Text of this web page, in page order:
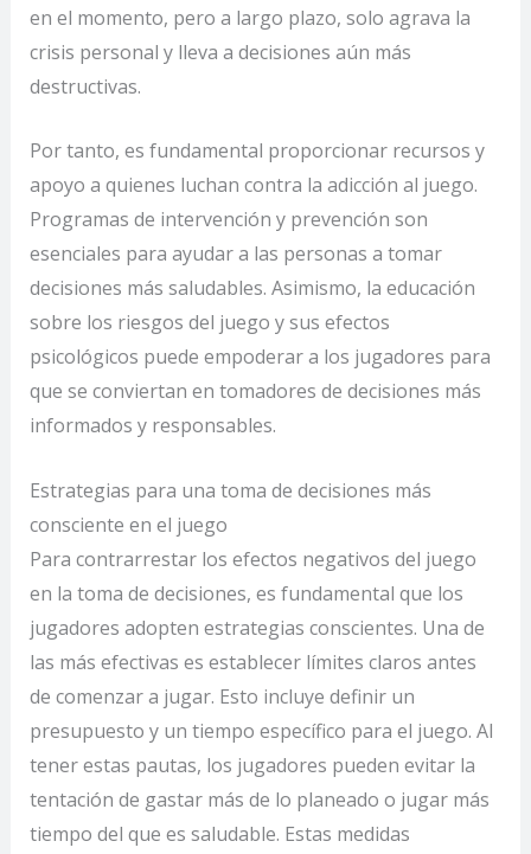
en el momento, pero a largo plazo, solo agrava la
crisis personal y lleva a decisiones aún más
destructivas.
Por tanto, es fundamental proporcionar recursos y
apoyo a quienes luchan contra la adicción al juego.
Programas de intervención y prevención son
esenciales para ayudar a las personas a tomar
decisiones más saludables. Asimismo, la educación
sobre los riesgos del juego y sus efectos
psicológicos puede empoderar a los jugadores para
que se conviertan en tomadores de decisiones más
informados y responsables.
Estrategias para una toma de decisiones más
consciente en el juego
Para contrarrestar los efectos negativos del juego
en la toma de decisiones, es fundamental que los
jugadores adopten estrategias conscientes. Una de
las más efectivas es establecer límites claros antes
de comenzar a jugar. Esto incluye definir un
presupuesto y un tiempo específico para el juego. Al
tener estas pautas, los jugadores pueden evitar la
tentación de gastar más de lo planeado o jugar más
tiempo del que es saludable. Estas medidas